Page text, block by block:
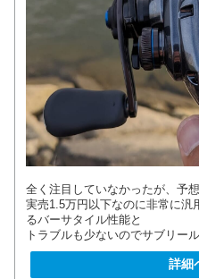
全く注目していなかったが、予
実売1.5万円以下なのに非常に汎
るバーサタイル性能と
トラブルも少ないのでサブリー
詳細